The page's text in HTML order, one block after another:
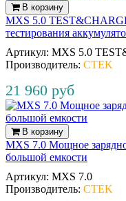
В корзину
MXS 5.0
тестирования
Артикул: MXS 5.0
Производитель: CTEK
21 960 руб
В корзину
MXS 7.0 Мощное
большой емкости
Артикул: MXS 7.0
Производитель: CTEK